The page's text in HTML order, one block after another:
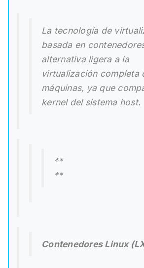
La tecnología de
basada en
alternativa ligera a la
virtualización completa
máquinas, ya que
kernel del sistema host.
**
**
Contenedores Linux